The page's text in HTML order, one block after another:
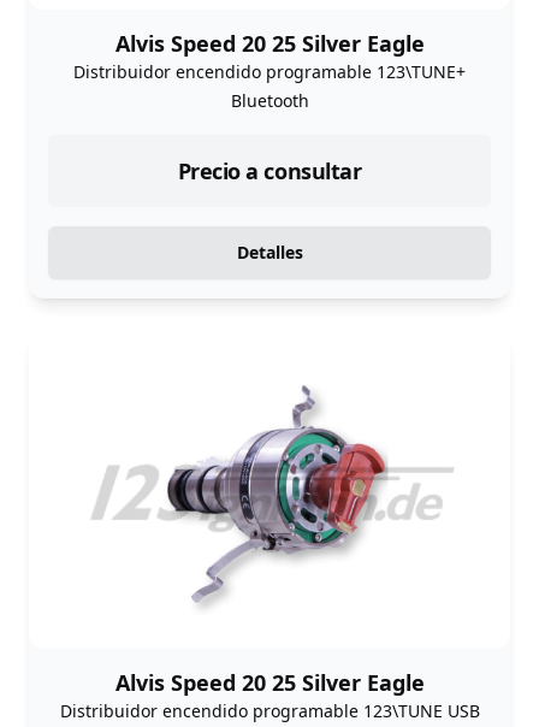
Alvis Speed 20 25 Silver Eagle
Distribuidor encendido programable 123\TUNE+
Bluetooth
Precio a consultar
Detalles
Alvis Speed 20 25 Silver Eagle
Distribuidor encendido programable 123\TUNE USB